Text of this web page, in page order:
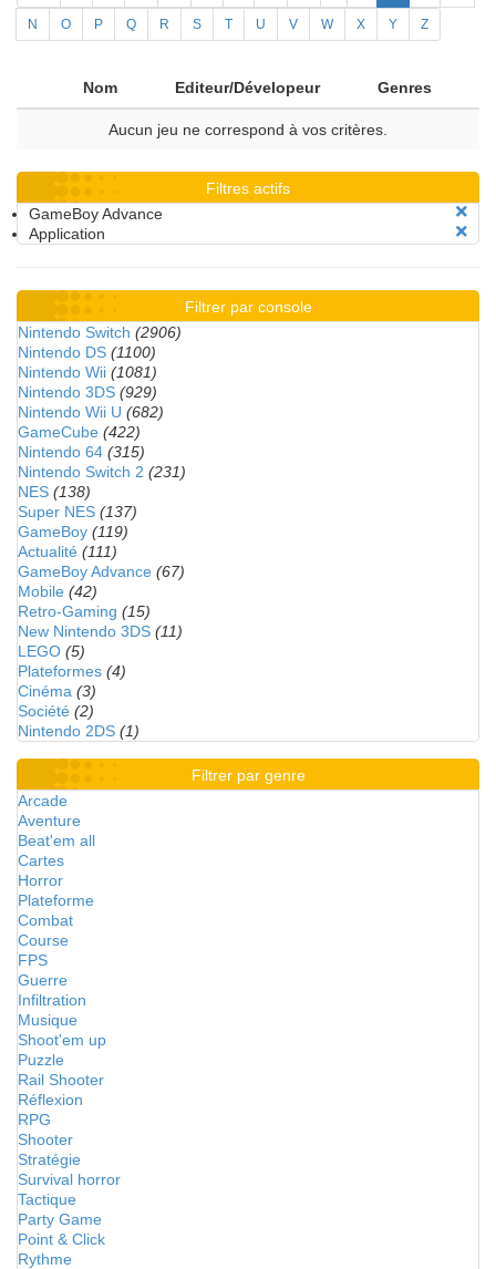
N O P Q R S T U V W X Y Z
Nom Editeur/Dévelopeur Genres
Aucun jeu ne correspond à vos critères.
Filtres actifs
GameBoy Advance
Application
Filtrer par console
Nintendo Switch (2906)
Nintendo DS (1100)
Nintendo Wii (1081)
Nintendo 3DS (929)
Nintendo Wii U (682)
GameCube (422)
Nintendo 64 (315)
Nintendo Switch 2 (231)
NES (138)
Super NES (137)
GameBoy (119)
Actualité (111)
GameBoy Advance (67)
Mobile (42)
Retro-Gaming (15)
New Nintendo 3DS (11)
LEGO (5)
Plateformes (4)
Cinéma (3)
Société (2)
Nintendo 2DS (1)
Filtrer par genre
Arcade
Aventure
Beat'em all
Cartes
Horror
Plateforme
Combat
Course
FPS
Guerre
Infiltration
Musique
Shoot'em up
Puzzle
Rail Shooter
Réflexion
RPG
Shooter
Stratégie
Survival horror
Tactique
Party Game
Point & Click
Rythme